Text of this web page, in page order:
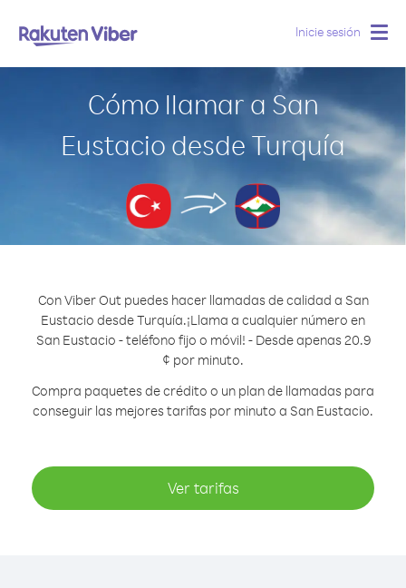
Inicie sesión
Cómo llamar a San
Eustacio desde Turquía
Con Viber Out puedes hacer llamadas de calidad a San
Eustacio desde Turquía.¡Llama a cualquier número en
San Eustacio - teléfono fijo o móvil! - Desde apenas 20.9
¢ por minuto.
Compra paquetes de crédito o un plan de llamadas para
conseguir las mejores tarifas por minuto a San Eustacio.
Ver tarifas